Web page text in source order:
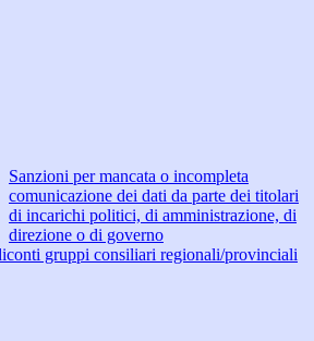
Sanzioni per mancata o incompleta
comunicazione dei dati da parte dei titolari
di incarichi politici, di amministrazione, di
direzione o di governo
gruppi consiliari regionali/provinciali